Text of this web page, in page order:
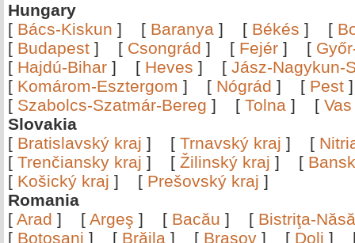
Hungary
[ Bács-Kiskun ] [ Baranya ] [ Békés ] [
[ Budapest ] [ Csongrád ] [ Fejér ] [
[ Hajdú-Bihar ] [ Heves ] [ Jász-Nagykun-
[ Komárom-Esztergom ] [ Nógrád ] [ Pest
[ Szabolcs-Szatmár-Bereg ] [ Tolna ] [ Vas
Slovakia
[ Bratislavský kraj ] [ Trnavský kraj ] [
[ Trenčiansky kraj ] [ Žilinský kraj ] [
[ Košický kraj ] [ Prešovský kraj ]
Romania
[ Arad ] [ Argeş ] [ Bacău ] [ Bistriţa-
[ Botoşani ] [ Brăila ] [ Braşov ] [ Dolj ]